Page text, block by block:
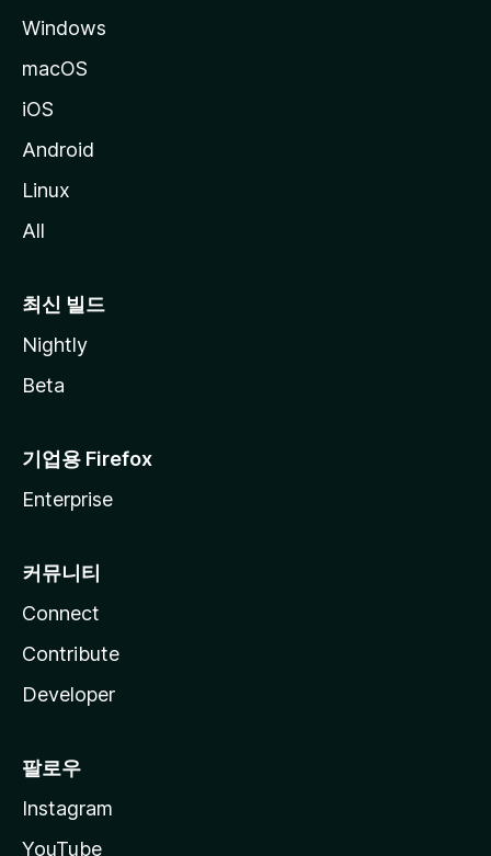
Windows
macOS
iOS
Android
Linux
All
최신 빌드
Nightly
Beta
기업용 Firefox
Enterprise
커뮤니티
Connect
Contribute
Developer
팔로우
Instagram
YouTube